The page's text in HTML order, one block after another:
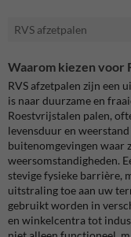
RVS afzetpalen
Waarom kiezen voor
RVS afzetpalen zijn een
is naar duurzame en
Roestvrijstalen palen,
levensduur en
buitenomgevingen waar
weersomstandigheden.
stevige fysieke barrière,
uitstraling toe aan uw
gebruikt worden in
en winkelcentra tot